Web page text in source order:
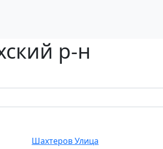
р-н
Шахтеров Улица